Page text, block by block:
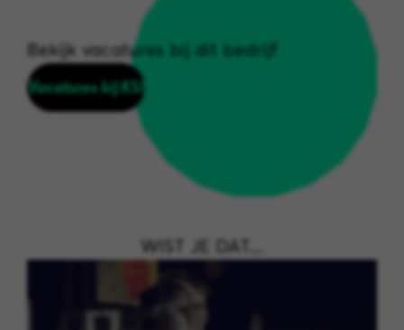
Bekijk vacatures bij dit bedrijf
Vacatures bij KSI
WIST JE DAT....